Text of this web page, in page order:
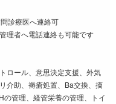
診療医へ連絡可
理者へ電話連絡も可能です
ロール、意思決定支援、外気
介助、褥瘡処置、Ba交換、摘
の管理、経管栄養の管理、トイ